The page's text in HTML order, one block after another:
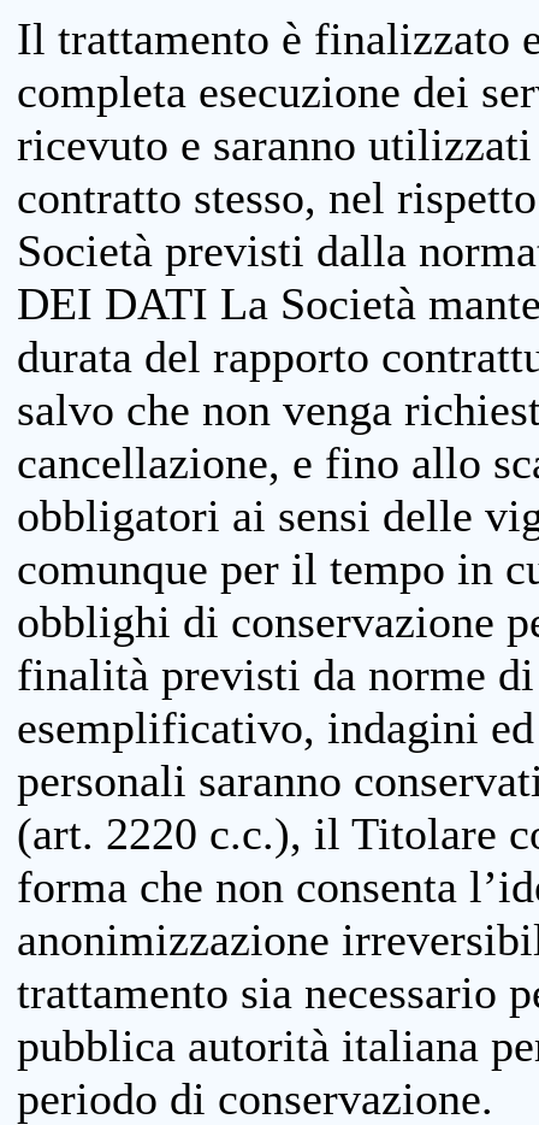
Il trattamento è finalizzato
completa esecuzione dei
ricevuto e saranno
contratto stesso, nel
Società previsti dalla
DEI DATI La Società
durata del rapporto
salvo che non venga
cancellazione, e fino allo
obbligatori ai sensi delle
comunque per il tempo in
obblighi di conservazione
finalità previsti da norme
esemplificativo, indagini
personali saranno
(art. 2220 c.c.), il Titolare
forma che non consenta
anonimizzazione
trattamento sia necessario
pubblica autorità italiana
periodo di conservazione.